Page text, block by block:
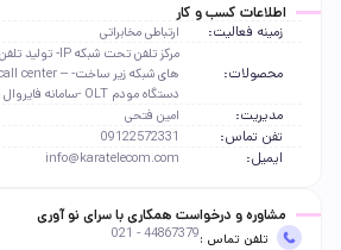
اطلاعات کسب و کار
زمینه فعالیت:
ارتباطی مخابراتی
محصولات:
دستگاه مودم OLT -سامانه فایروال مخابراتی
مدیریت: امین فتحی
تفن تماس: 09122572331
ایمیل: info@karatelecom.com
مشاوره و درخواست همکاری با سرای نو آوری
تلفن تماس :44867379 - 021